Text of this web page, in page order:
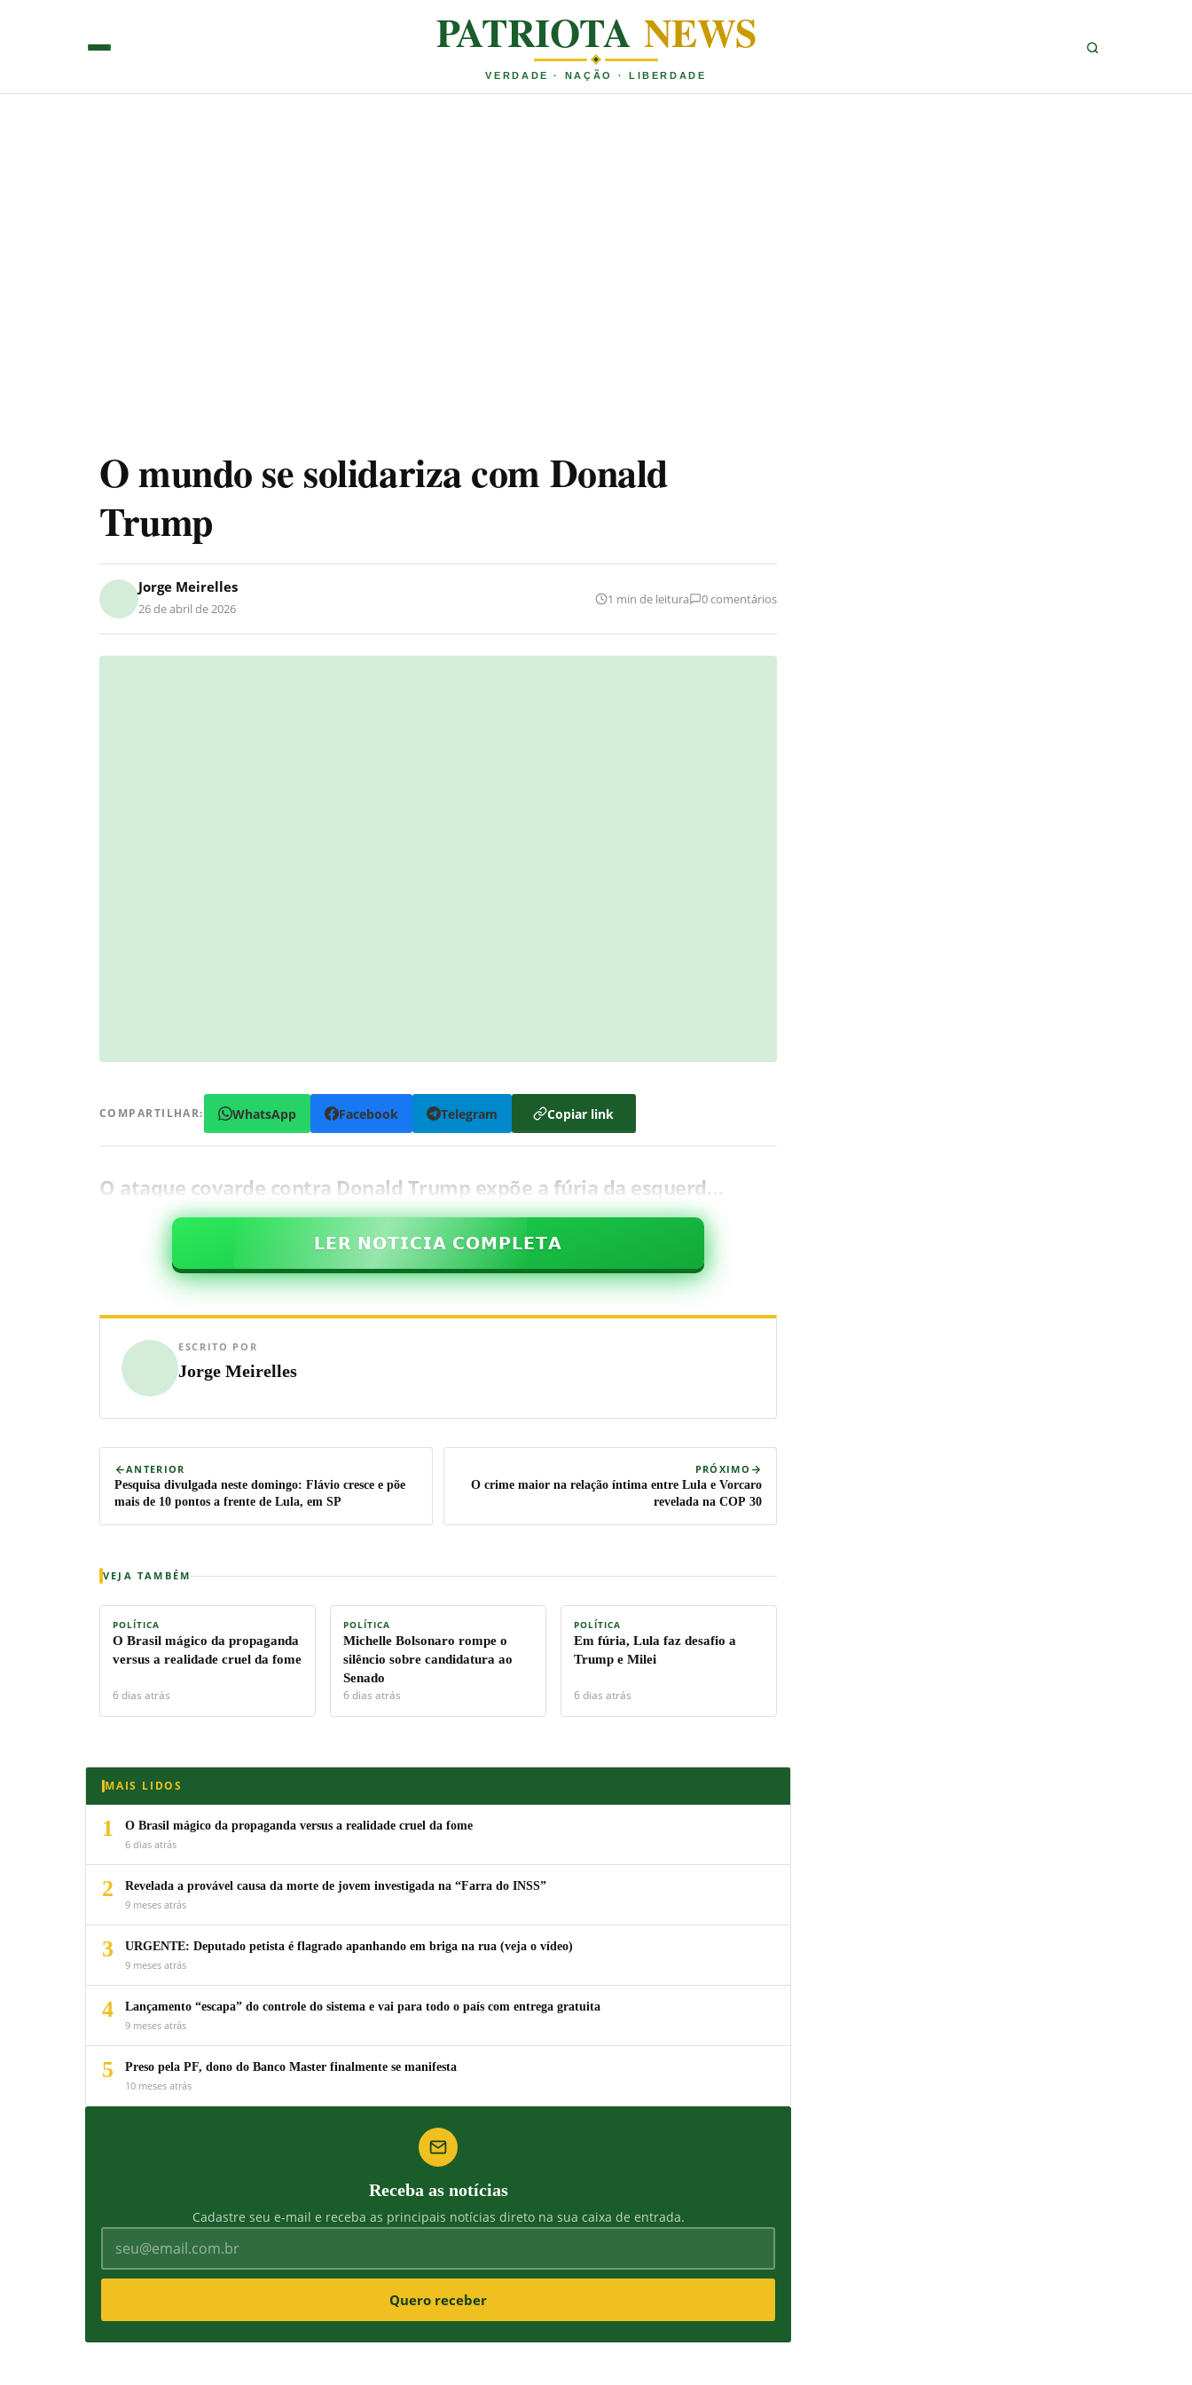
PATRIOTA NEWS
VERDADE · NAÇÃO · LIBERDADE
O mundo se solidariza com Donald
Trump
Jorge Meirelles
26 de abril de 2026
1 min de leitura 0 comentários
COMPARTILHAR: WhatsApp Facebook Telegram Copiar link
O ataque covarde contra Donald Trump expõe a fúria da esquerd…
𝗟𝗘𝗥 𝗡𝗢𝗧𝗜𝗖𝗜𝗔 𝗖𝗢𝗠𝗣𝗟𝗘𝗧𝗔
ESCRITO POR
Jorge Meirelles
ANTERIOR
Pesquisa divulgada neste domingo: Flávio cresce e põe
mais de 10 pontos a frente de Lula, em SP
PRÓXIMO
O crime maior na relação íntima entre Lula e Vorcaro
revelada na COP 30
VEJA TAMBÉM
POLÍTICA
O Brasil mágico da propaganda
versus a realidade cruel da fome
6 dias atrás
POLÍTICA
Michelle Bolsonaro rompe o
silêncio sobre candidatura ao
Senado
6 dias atrás
POLÍTICA
Em fúria, Lula faz desafio a
Trump e Milei
6 dias atrás
MAIS LIDOS
1
O Brasil mágico da propaganda versus a realidade cruel da fome
6 dias atrás
2
Revelada a provável causa da morte de jovem investigada na “Farra do INSS”
9 meses atrás
3
URGENTE: Deputado petista é flagrado apanhando em briga na rua (veja o vídeo)
9 meses atrás
4
Lançamento “escapa” do controle do sistema e vai para todo o país com entrega gratuita
9 meses atrás
5
Preso pela PF, dono do Banco Master finalmente se manifesta
10 meses atrás
Receba as notícias
Cadastre seu e-mail e receba as principais notícias direto na sua caixa de entrada.
Quero receber